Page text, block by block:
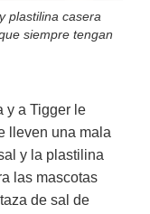
plastilina casera
siempre tengan
y a Tigger le
lleven una mala
y la plastilina
las mascotas
de sal de